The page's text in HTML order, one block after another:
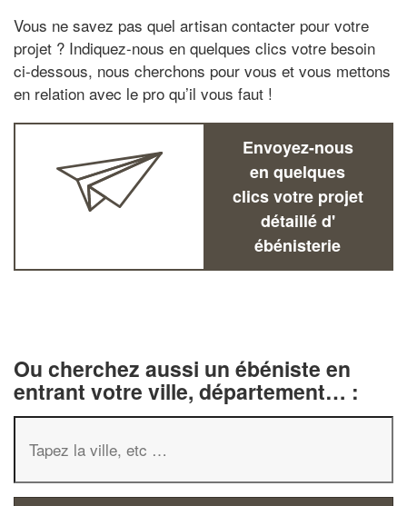
Vous ne savez pas quel artisan contacter pour votre
projet ? Indiquez-nous en quelques clics votre besoin
ci-dessous, nous cherchons pour vous et vous mettons
en relation avec le pro qu’il vous faut !
Envoyez-nous
en quelques
clics votre projet
détaillé d'
ébénisterie
Ou cherchez aussi un ébéniste en
entrant votre ville, département… :